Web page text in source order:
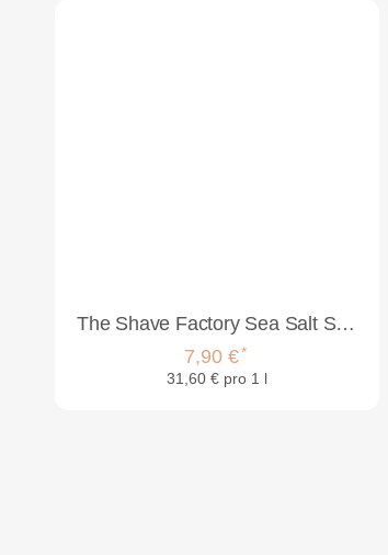
The Shave Factory Sea Salt Spray 250ml
7,90 €*
31,60 € pro 1 l